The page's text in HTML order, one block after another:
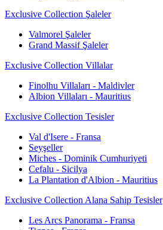
Exclusive Collection Şaleler
Valmorel Şaleler
Grand Massif Şaleler
Exclusive Collection Villalar
Finolhu Villaları - Maldivler
Albion Villaları - Mauritius
Exclusive Collection Tesisler
Val d'Isere - Fransa
Seyşeller
Miches - Dominik Cumhuriyeti
Cefalu - Sicilya
La Plantation d'Albion - Mauritius
Exclusive Collection Alana Sahip Tesisler
Les Arcs Panorama - Fransa